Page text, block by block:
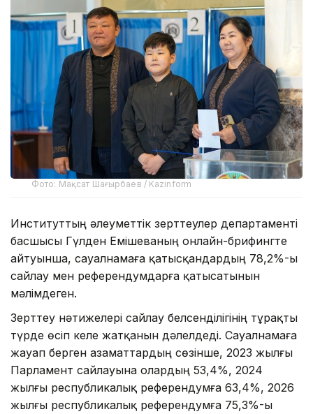
Фото: Мақсат Шағырбаев / Kazinform
Институттың әлеуметтік зерттеулер департаменті
басшысы Гүлден Емішеваның онлайн-брифингте
айтуынша, сауалнамаға қатысқандардың 78,2%-ы
сайлау мен референдумдарға қатысатынын
мәлімдеген.
Зерттеу нәтижелері сайлау белсенділігінің тұрақты
түрде өсіп келе жатқанын дәлелдеді. Сауалнамаға
жауап берген азаматтардың сөзінше, 2023 жылғы
Парламент сайлауына олардың 53,4%, 2024
жылғы республикалық референдумға 63,4%, 2026
жылғы республикалық референдумға 75,3%-ы